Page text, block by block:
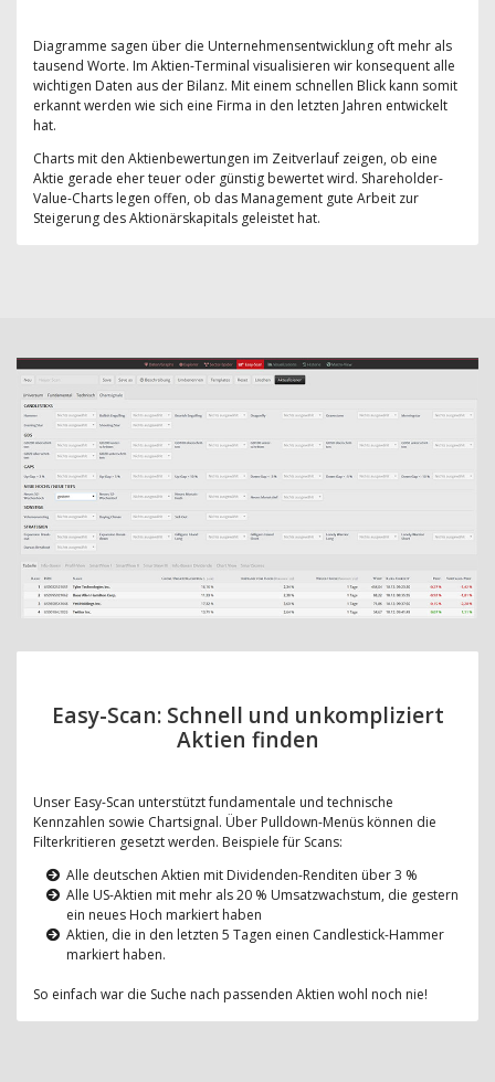
Diagramme sagen über die Unternehmensentwicklung oft mehr als
tausend Worte. Im Aktien-Terminal visualisieren wir konsequent alle
wichtigen Daten aus der Bilanz. Mit einem schnellen Blick kann somit
erkannt werden wie sich eine Firma in den letzten Jahren entwickelt
hat.
Charts mit den Aktienbewertungen im Zeitverlauf zeigen, ob eine
Aktie gerade eher teuer oder günstig bewertet wird. Shareholder-
Value-Charts legen offen, ob das Management gute Arbeit zur
Steigerung des Aktionärskapitals geleistet hat.
Easy-Scan: Schnell und unkompliziert
Aktien finden
Unser Easy-Scan unterstützt fundamentale und technische
Kennzahlen sowie Chartsignal. Über Pulldown-Menüs können die
Filterkritieren gesetzt werden. Beispiele für Scans:
Alle deutschen Aktien mit Dividenden-Renditen über 3 %
Alle US-Aktien mit mehr als 20 % Umsatzwachstum, die gestern
ein neues Hoch markiert haben
Aktien, die in den letzten 5 Tagen einen Candlestick-Hammer
markiert haben.
So einfach war die Suche nach passenden Aktien wohl noch nie!